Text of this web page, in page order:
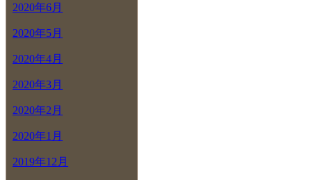
2020年6月
2020年5月
2020年4月
2020年3月
2020年2月
2020年1月
2019年12月